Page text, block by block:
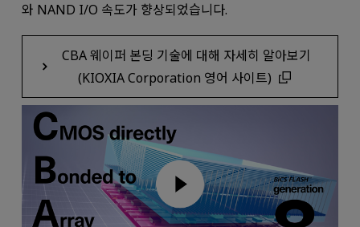
와 NAND I/O 속도가 향상되었습니다.
CBA 웨이퍼 본딩 기술에 대해 자세히 알아보기
(KIOXIA Corporation 영어 사이트)